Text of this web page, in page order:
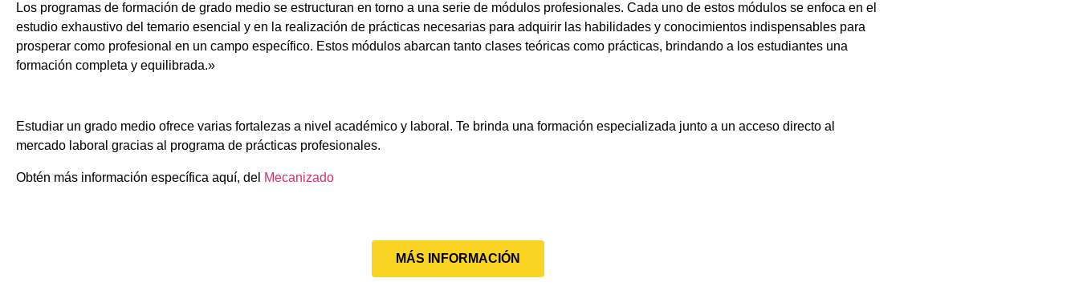
Los programas de formación de grado medio se estructuran en torno a una serie de módulos profesionales. Cada uno de estos módulos se enfoca en el
estudio exhaustivo del temario esencial y en la realización de prácticas necesarias para adquirir las habilidades y conocimientos indispensables para
prosperar como profesional en un campo específico. Estos módulos abarcan tanto clases teóricas como prácticas, brindando a los estudiantes una
formación completa y equilibrada.»
Estudiar un grado medio ofrece varias fortalezas a nivel académico y laboral. Te brinda una formación especializada junto a un acceso directo al
mercado laboral gracias al programa de prácticas profesionales.
Obtén más información específica aquí, del Mecanizado
MÁS INFORMACIÓN